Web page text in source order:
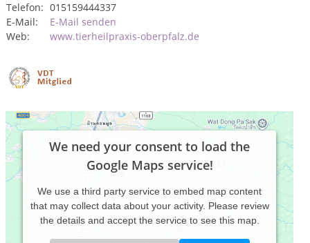
Telefon: 015159444337
E-Mail:
E-Mail senden
Web:
www.tierheilpraxis-oberpfalz.de
We need your consent to load the
Google Maps service!
We use a third party service to embed map content
that may collect data about your activity. Please review
the details and accept the service to see this map.